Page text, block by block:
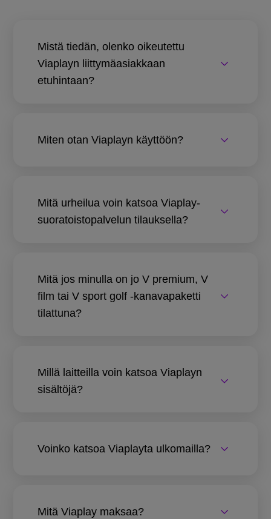
Mistä tiedän, olenko oikeutettu
Viaplayn liittymäasiakkaan
etuhintaan?
Miten otan Viaplayn käyttöön?
Mitä urheilua voin katsoa Viaplay-
suoratoistopalvelun tilauksella?
Mitä jos minulla on jo V premium, V
film tai V sport golf -kanavapaketti
tilattuna?
Millä laitteilla voin katsoa Viaplayn
sisältöjä?
Voinko katsoa Viaplayta ulkomailla?
Mitä Viaplay maksaa?